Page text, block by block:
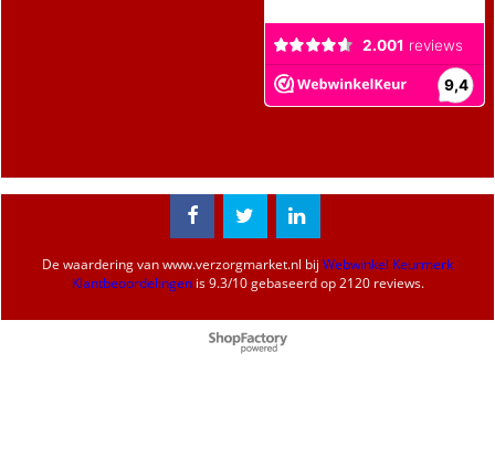
De waardering vanwww.verzorgmarket.nl bij Webwinkel Keurmerk
Klantbeoordelingenis9.3/10gebaseerd op 2120 reviews.
Webwinkel gemaakt met
ShopFactory webwinkel